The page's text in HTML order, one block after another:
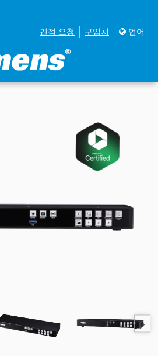
견적 요청 구입처 언어